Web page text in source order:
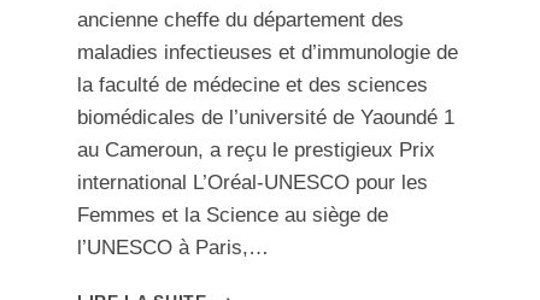
ancienne cheffe du département des
maladies infectieuses et d’immunologie de
la faculté de médecine et des sciences
biomédicales de l’université de Yaoundé 1
au Cameroun, a reçu le prestigieux Prix
international L’Oréal-UNESCO pour les
Femmes et la Science au siège de
l’UNESCO à Paris,…